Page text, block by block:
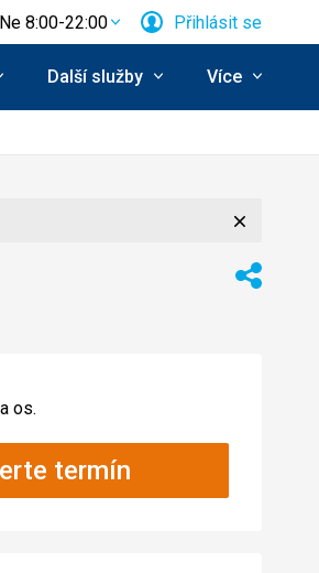
8:00-22:00 Přihlásit se
Další služby Více
Sdílet
os.
termín